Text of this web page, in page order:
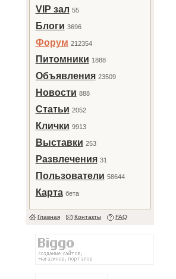
VIP зал 55
Блоги 3696
Форум 212354
Питомники 1888
Объявления 23509
Новости 888
Статьи 2052
Клички 9913
Выставки 253
Развлечения 31
Пользователи 58644
Карта бета
Главная Контакты FAQ